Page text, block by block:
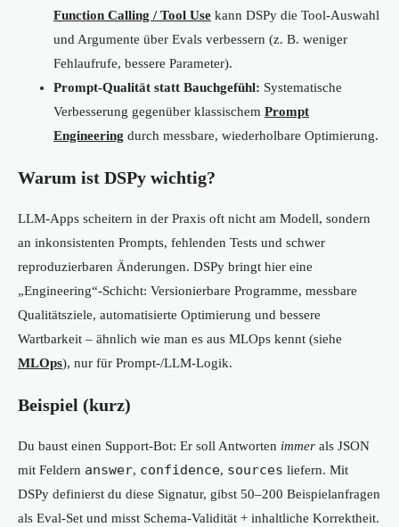
Function Calling / Tool Use kann DSPy die Tool-Auswahl
und Argumente über Evals verbessern (z. B. weniger
Fehlaufrufe, bessere Parameter).
Prompt-Qualität statt Bauchgefühl: Systematische
Verbesserung gegenüber klassischem Prompt
Engineering durch messbare, wiederholbare Optimierung.
Warum ist DSPy wichtig?
LLM-Apps scheitern in der Praxis oft nicht am Modell, sondern
an inkonsistenten Prompts, fehlenden Tests und schwer
reproduzierbaren Änderungen. DSPy bringt hier eine
„Engineering“-Schicht: Versionierbare Programme, messbare
Qualitätsziele, automatisierte Optimierung und bessere
Wartbarkeit – ähnlich wie man es aus MLOps kennt (siehe
MLOps), nur für Prompt-/LLM-Logik.
Beispiel (kurz)
Du baust einen Support-Bot: Er soll Antworten immer als JSON
mit Feldern answer, confidence, sources liefern. Mit
DSPy definierst du diese Signatur, gibst 50–200 Beispielanfragen
als Eval-Set und misst Schema-Validität + inhaltliche Korrektheit.